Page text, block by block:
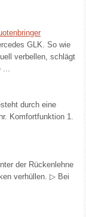
GLK. So wie
verbellen, schlägt
...
durch eine
Komfortfunktion 1.
der Rückenlehne
verhüllen. ▷ Bei